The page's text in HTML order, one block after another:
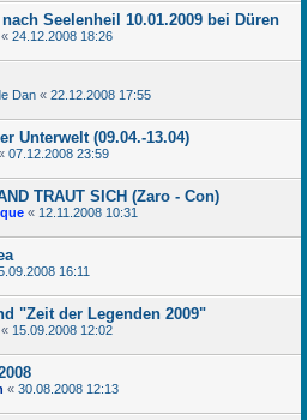
Seelenheil 10.01.2009 bei Düren
« 24.12.2008 18:26
Dan « 22.12.2008 17:55
Unterwelt (09.04.-13.04)
07.12.2008 23:59
TRAUT SICH (Zaro - Con)
« 12.11.2008 10:31
16:11
"Zeit der Legenden 2009"
« 15.09.2008 12:02
« 30.08.2008 12:13